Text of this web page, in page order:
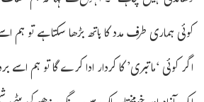
کوئی ہماری طرف مدد کا ہاتھ بڑھا سکتا ہے تو ہم
اگر کوئی ‘ماتبری’ کا کردار ادا کرے گا تو ہم